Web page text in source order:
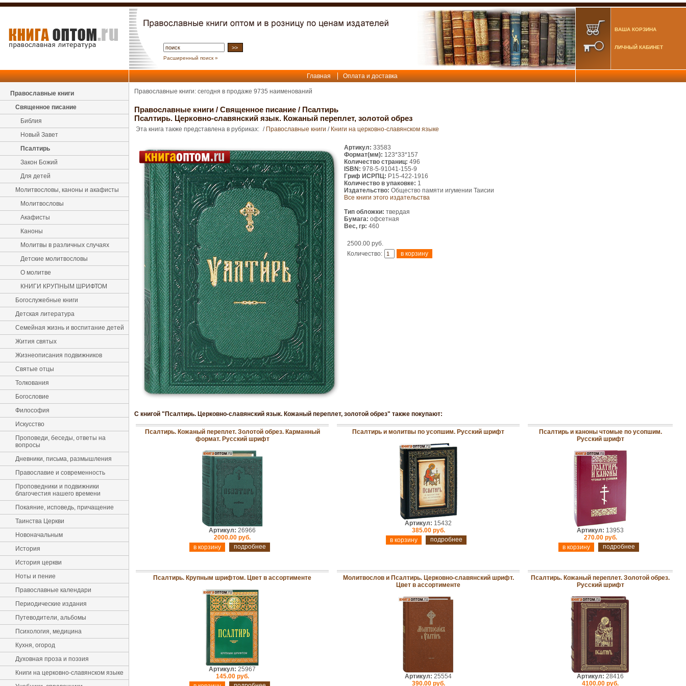
Расширенный поиск »
ВАША КОРЗИНА
ЛИЧНЫЙ КАБИНЕТ
Главная Оплата и доставка
Православные книги
Священное писание
Библия
Новый Завет
Псалтирь
Закон Божий
Для детей
Молитвословы, каноны и акафисты
Молитвословы
Акафисты
Каноны
Молитвы в различных случаях
Детские молитвословы
О молитве
КНИГИ КРУПНЫМ ШРИФТОМ
Богослужебные книги
Детская литература
Семейная жизнь и воспитание детей
Жития святых
Жизнеописания подвижников
Святые отцы
Толкования
Богословие
Философия
Искусство
Проповеди, беседы, ответы на
вопросы
Дневники, письма, размышления
Православие и современность
Проповедники и подвижники
благочестия нашего времени
Покаяние, исповедь, причащение
Таинства Церкви
Новоначальным
История
История церкви
Ноты и пение
Православные календари
Периодические издания
Путеводители, альбомы
Психология, медицина
Кухня, огород
Духовная проза и поэзия
Книги на церковно-славянском языке
Православные книги: сегодня в продаже 9735 наименований
Православные книги / Священное писание / Псалтирь
Псалтирь. Церковно-славянский язык. Кожаный переплет, золотой обрез
Эта книга также представлена в рубриках: / Православные книги / Книги на церковно-славянском языке
Артикул: 33583
Формат(мм): 123*33*157
Количество страниц: 496
ISBN: 978-5-91041-155-9
Гриф ИСРПЦ: Р15-422-1916
Количество в упаковке: 1
Издательство: Общество памяти игумении Таисии
Все книги этого издательства
Тип обложки: твердая
Бумага: офсетная
Вес, гр: 460
2500.00 руб.
Количество:
С книгой "Псалтирь. Церковно-славянский язык. Кожаный переплет, золотой обрез" также покупают:
Псалтирь. Кожаный переплет. Золотой обрез. Карманный
формат. Русский шрифт
Артикул: 26966
2000.00 руб.
подробнее
Псалтирь и молитвы по усопшим. Русский шрифт
Артикул: 15432
385.00 руб.
подробнее
Псалтирь и каноны чтомые по усопшим.
Русский шрифт
Артикул: 13953
270.00 руб.
подробнее
Псалтирь. Крупным шрифтом. Цвет в ассортименте
Артикул: 25967
145.00 руб.
Молитвослов и Псалтирь. Церковно-славянский шрифт.
Цвет в ассортименте
Артикул: 25554
390.00 руб.
Псалтирь. Кожаный переплет. Золотой обрез.
Русский шрифт
Артикул: 28416
4100.00 руб.